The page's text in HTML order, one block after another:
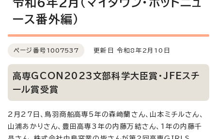
ース番外編）
ページ番号 1007537 更新日 令和8年2月10日
高専GCON2023文部科学大臣賞・JFEスチ
ール賞受賞
2月27日、鳥羽商船高専5年の森﨑蘭さん、山本ミチルさん、
山浦あかりさん、豊田高専3年の内藤万結さん、1年の内藤千